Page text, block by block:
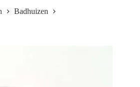
Badhuizen